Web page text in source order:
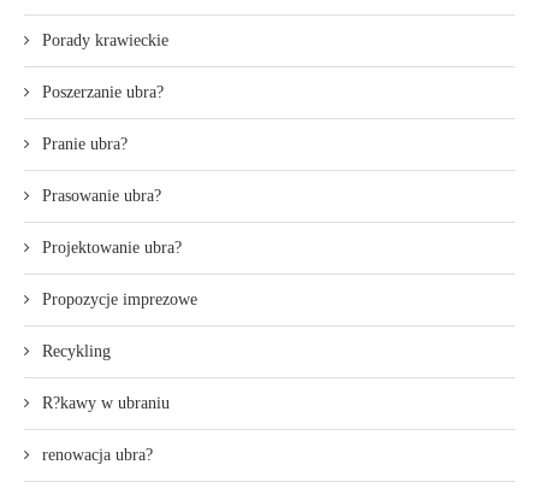
Porady krawieckie
Poszerzanie ubra?
Pranie ubra?
Prasowanie ubra?
Projektowanie ubra?
Propozycje imprezowe
Recykling
R?kawy w ubraniu
renowacja ubra?